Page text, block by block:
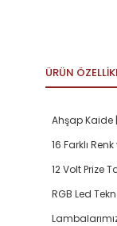
ÜRÜN
Ahşap Kaide
16 Farklı
12 Volt Prize
RGB Led